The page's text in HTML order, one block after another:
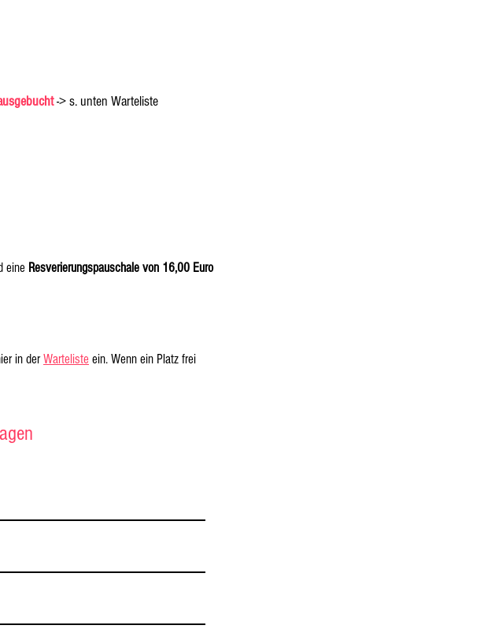
eine Resverierungspauschale von 16,00 Euro
-> s. unten Warteliste
in derWarteliste ein. Wenn ein Platz frei